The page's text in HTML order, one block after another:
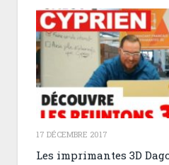
17 DÉCEMBRE 2017
Les imprimantes 3D